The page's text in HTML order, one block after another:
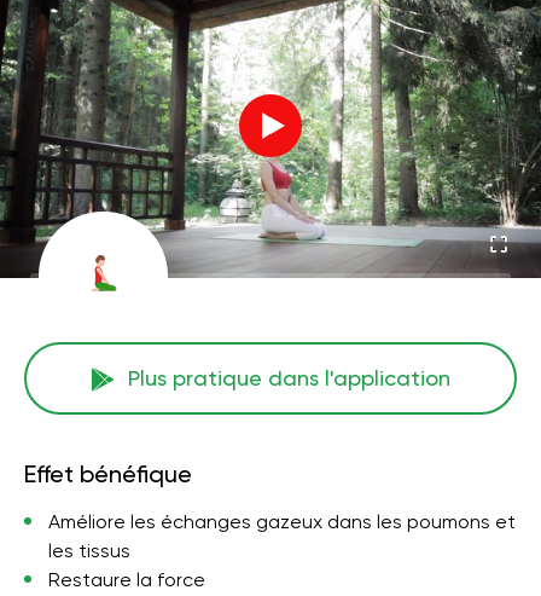
Plus pratique dans l'application
Effet bénéfique
Améliore les échanges gazeux dans les poumons et
les tissus
Restaure la force